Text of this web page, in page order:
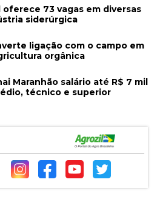
siderúrgica
orgânica
técnico e superior